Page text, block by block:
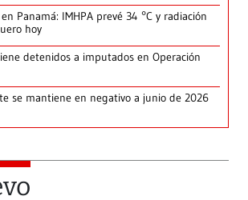
Panamá: IMHPA prevé 34 °C y radiación
hoy
detenidos a imputados en Operación
se mantiene en negativo a junio de 2026